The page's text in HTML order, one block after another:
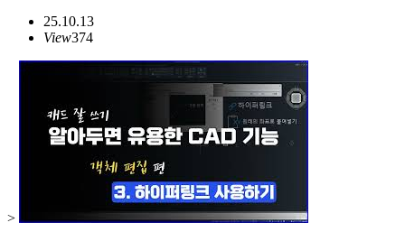
25.10.13
View374
>